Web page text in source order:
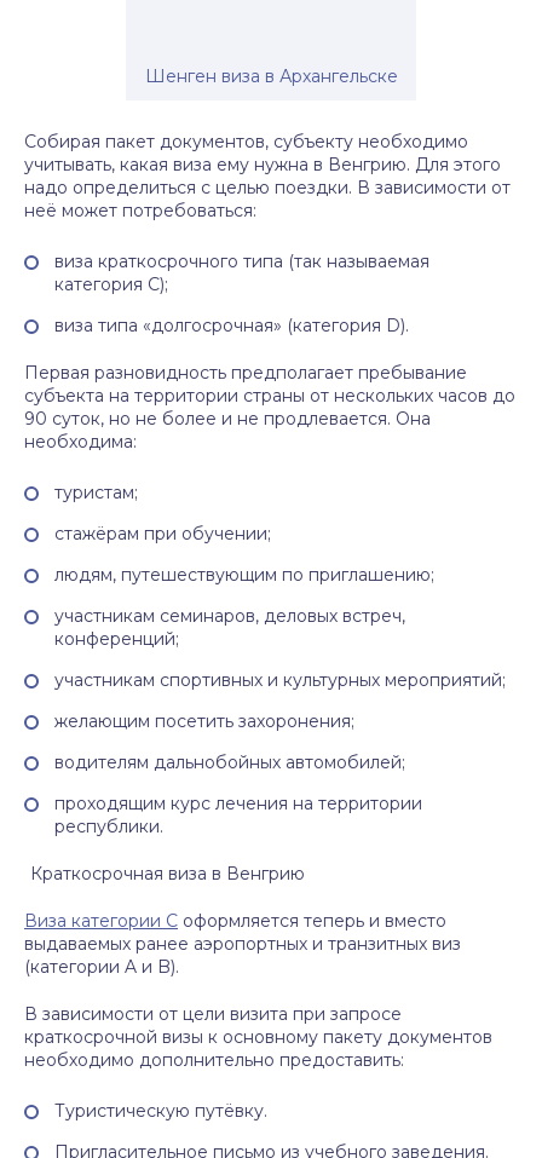
Шенген виза в Архангельске
Собирая пакет документов, субъекту необходимо
учитывать, какая виза ему нужна в Венгрию. Для этого
надо определиться с целью поездки. В зависимости от
неё может потребоваться:
виза краткосрочного типа (так называемая
категория С);
виза типа «долгосрочная» (категория D).
Первая разновидность предполагает пребывание
субъекта на территории страны от нескольких часов до
90 суток, но не более и не продлевается. Она
необходима:
туристам;
стажёрам при обучении;
людям, путешествующим по приглашению;
участникам семинаров, деловых встреч,
конференций;
участникам спортивных и культурных мероприятий;
желающим посетить захоронения;
водителям дальнобойных автомобилей;
проходящим курс лечения на территории
республики.
Краткосрочная виза в Венгрию
Виза категории С оформляется теперь и вместо
выдаваемых ранее аэропортных и транзитных виз
(категории A и B).
В зависимости от цели визита при запросе
краткосрочной визы к основному пакету документов
необходимо дополнительно предоставить:
Туристическую путёвку.
Пригласительное письмо из учебного заведения.